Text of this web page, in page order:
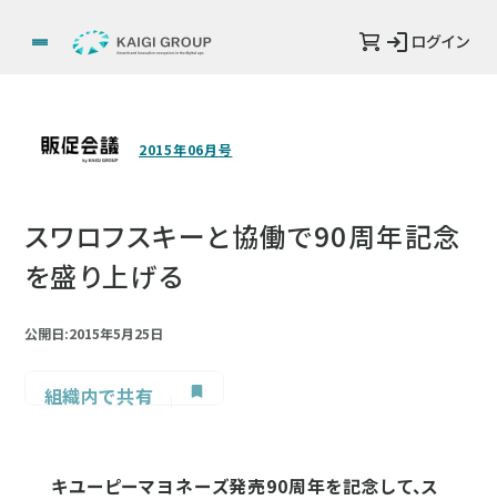
ログイン
2015年06月号
スワロフスキーと協働で90周年記念
を盛り上げる
公開日:2015年5月25日
組織内で共有
キユーピーマヨネーズ発売90周年を記念して、ス